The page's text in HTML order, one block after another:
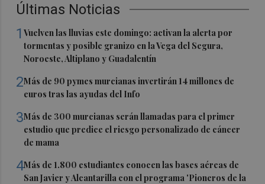
Últimas Noticias
1Vuelven las lluvias este domingo: activan la alerta por
tormentas y posible granizo en la Vega del Segura,
Noroeste, Altiplano y Guadalentín
2Más de 90 pymes murcianas invertirán 14 millones de
euros tras las ayudas del Info
3Más de 300 murcianas serán llamadas para el primer
estudio que predice el riesgo personalizado de cáncer
de mama
4Más de 1.800 estudiantes conocen las bases aéreas de
San Javier y Alcantarilla con el programa 'Pioneros de la